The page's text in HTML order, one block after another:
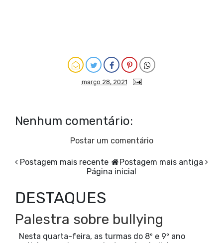
março 28, 2021
Nenhum comentário:
Postar um comentário
Postagem mais recente
Postagem mais antiga
Página inicial
DESTAQUES
Palestra sobre bullying
Nesta quarta-feira, as turmas do 8º e 9º ano